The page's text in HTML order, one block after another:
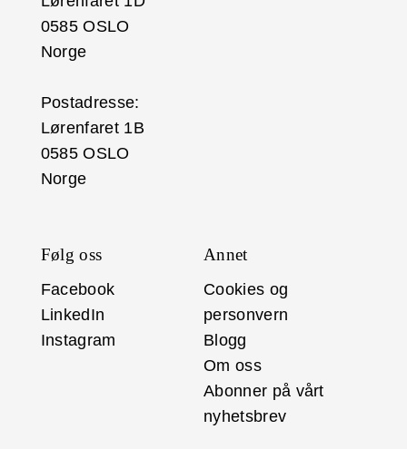
0585 OSLO
Norge
Postadresse:
Lørenfaret 1B
0585 OSLO
Norge
Følg oss
Facebook
LinkedIn
Instagram
Annet
Cookies og
personvern
Blogg
Om oss
Abonner på vårt
nyhetsbrev